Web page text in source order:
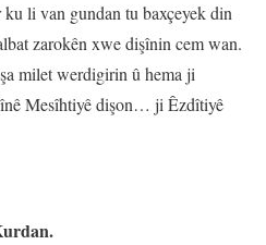
li van gundan tu baxçeyek din
zarokên xwe dişînin cem wan.
milet werdigirin û hema ji
Mesîhtiyê dişon… ji Êzdîtiyê